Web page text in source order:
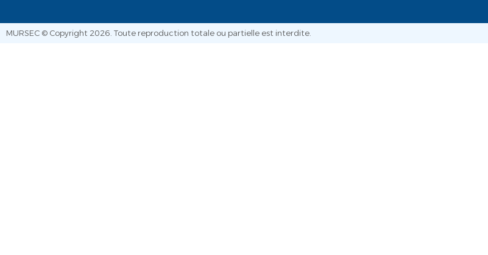
MURSEC © Copyright 2026. Toute reproduction totale ou partielle est interdite.